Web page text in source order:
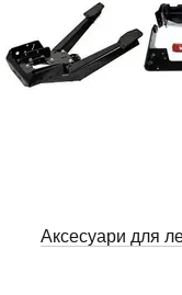
Аксесуари для